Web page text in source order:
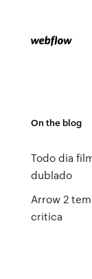
On the blog
Todo dia
dublado
Arrow 2
critica